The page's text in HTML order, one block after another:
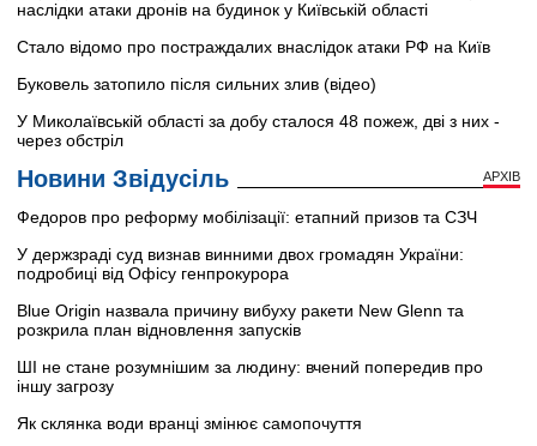
наслідки атаки дронів на будинок у Київській області
Стало відомо про постраждалих внаслідок атаки РФ на Київ
Буковель затопило після сильних злив (відео)
У Миколаївській області за добу сталося 48 пожеж, дві з них -
через обстріл
Новини Звідусіль АРХІВ
Федоров про реформу мобілізації: етапний призов та СЗЧ
У держзраді суд визнав винними двох громадян України:
подробиці від Офісу генпрокурора
Blue Origin назвала причину вибуху ракети New Glenn та
розкрила план відновлення запусків
ШІ не стане розумнішим за людину: вчений попередив про
іншу загрозу
Як склянка води вранці змінює самопочуття